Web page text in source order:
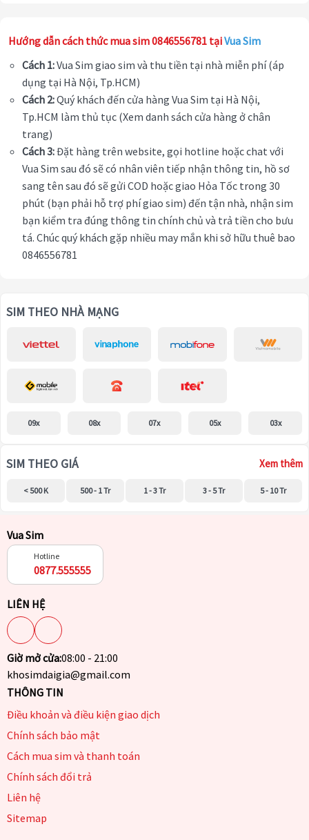
Hướng dẫn cách thức mua sim 0846556781 tạiVua Sim
Cách 1:Vua Sim giao sim và thu tiền tại nhà miễn phí (áp
dụng tại Hà Nội, Tp.HCM)
Cách 2:Quý khách đến cửa hàng Vua Sim tại Hà Nội,
Tp.HCM làm thủ tục (Xem danh sách cửa hàng ở chân
trang)
Cách 3:Đặt hàng trên website, gọi hotline hoặc chat với
Vua Sim sau đó sẽ có nhân viên tiếp nhận thông tin, hồ sơ
sang tên sau đó sẽ gửi COD hoặc giao Hỏa Tốc trong 30
phút (bạn phải hỗ trợ phí giao sim) đến tận nhà, nhận sim
bạn kiểm tra đúng thông tin chính chủ và trả tiền cho bưu
tá. Chúc quý khách gặp nhiều may mắn khi sở hữu thuê bao
0846556781
SIM THEO NHÀ MẠNG
09x 08x 07x 05x 03x
SIM THEO GIÁ Xem thêm
< 500 K 500 - 1 Tr 1 - 3 Tr 3 - 5 Tr 5 - 10 Tr
Vua Sim
Hotline
0877.555555
LIÊN HỆ
Giờ mở cửa:08:00 - 21:00
khosimdaigia@gmail.com
THÔNG TIN
Điều khoản và điều kiện giao dịch
Chính sách bảo mật
Cách mua sim và thanh toán
Chính sách đổi trả
Liên hệ
Sitemap